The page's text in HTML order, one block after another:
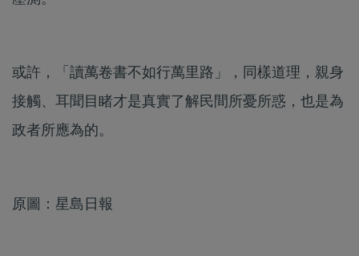
或許，「讀萬卷書不如行萬里路」，同樣道理，親身
接觸、耳聞目睹才是真實了解民間所憂所惑，也是為
政者所應為的。
原圖：星島日報